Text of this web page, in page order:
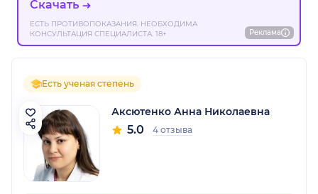
Скачать
ЕСТЬ ПРОТИВОПОКАЗАНИЯ. НЕОБХОДИМА
КОНСУЛЬТАЦИЯ СПЕЦИАЛИСТА. 18+
Реклама
Есть ученая степень
Аксютенко Анна Николаевна
5.0 4 отзыва